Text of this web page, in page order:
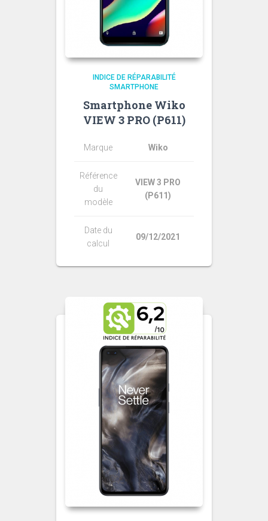
INDICE DE RÉPARABILITÉ
SMARTPHONE
Smartphone Wiko
VIEW 3 PRO (P611)
Marque Wiko
Référence
du
modèle
VIEW 3 PRO
(P611)
Date du
calcul
09/12/2021